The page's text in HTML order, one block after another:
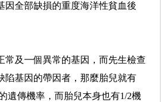
因全部缺損的重度海洋性貧血後
常及一個異常的基因，而先生檢查
陷基因的帶因者，那麼胎兒就有
遺傳機率，而胎兒本身也有1/2機